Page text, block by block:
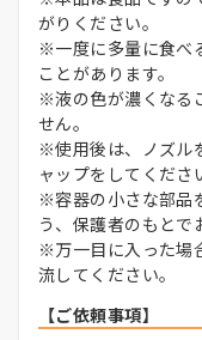
がりください。
※一度に多量に食べ
ことがあります。
※液の色が濃くなる
せん。
※使用後は、ノズル
ャップをしてくださ
※容器の小さな部品
う、保護者のもとで
※万一目に入った場
流してください。
【ご依頼事項】